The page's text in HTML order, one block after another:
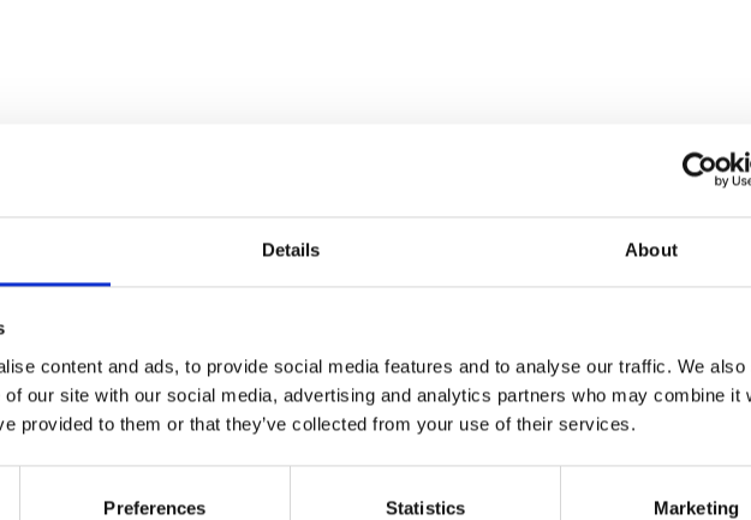
Details About
content and ads, to provide social media features and to analyse our traffic. We also
our site with our social media, advertising and analytics partners who may combine it
provided to them or that they’ve collected from your use of their services.
Preferences Statistics Marketing